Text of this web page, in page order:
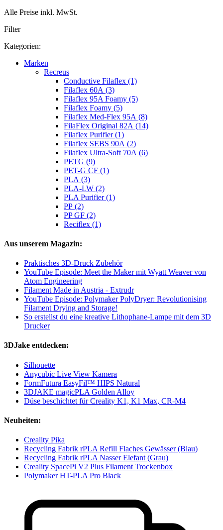
Alle Preise inkl. MwSt.
Filter
Kategorien:
Marken
Recreus
Conductive Filaflex (1)
Filaflex 60A (3)
Filaflex 95A Foamy (5)
Filaflex Foamy (5)
Filaflex Med-Flex 95A (8)
FilaFlex Original 82A (14)
Filaflex Purifier (1)
Filaflex SEBS 90A (2)
Filaflex Ultra-Soft 70A (6)
PETG (9)
PET-G CF (1)
PLA (3)
PLA-LW (2)
PLA Purifier (1)
PP (2)
PP GF (2)
Reciflex (1)
Aus unserem Magazin:
Praktisches 3D-Druck Zubehör
YouTube Episode: Meet the Maker mit Wyatt Weaver von
Atom Engineering
Filament Made in Austria - Extrudr
YouTube Episode: Polymaker PolyDryer: Revolutionising
Filament Drying and Storage!
So erstellst du eine kreative Lithophane-Lampe mit dem 3D
Drucker
3DJake entdecken:
Silhouette
Anycubic Live View Kamera
FormFutura EasyFil™ HIPS Natural
3DJAKE magicPLA Golden Alloy
Düse beschichtet für Creality K1, K1 Max, CR-M4
Neuheiten:
Creality Pika
Recycling Fabrik rPLA Refill Flaches Gewässer (Blau)
Recycling Fabrik rPLA Nasser Elefant (Grau)
Creality SpacePi V2 Plus Filament Trockenbox
Polymaker HT-PLA Pro Black